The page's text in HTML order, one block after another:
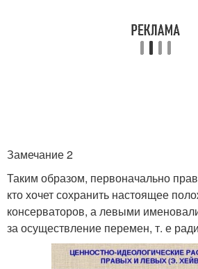
Замечание 2
Таким образом, первоначально
кто хочет сохранить настоящее
консерваторов, а левыми
за осуществление перемен, т. е